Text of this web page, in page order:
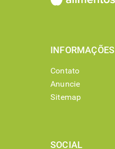
INFORMAÇÕES
Contato
Anuncie
Sitemap
SOCIAL